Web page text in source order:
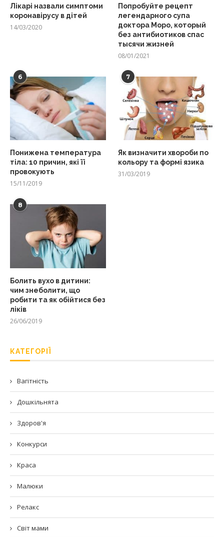
Лікарі назвали симптоми
коронавірусу в дітей
14/03/2020
Попробуйте рецепт
легендарного супа
доктора Моро, который
без антибиотиков спас
тысячи жизней
08/01/2021
6
Понижена температура
тіла: 10 причин, які її
провокують
15/11/2019
7
Як визначити хвороби по
кольору та формі язика
31/03/2019
8
Болить вухо в дитини:
чим знеболити, що
робити та як обійтися без
ліків
26/06/2019
КАТЕГОРІЇ
Вагітність
Дошкільнята
Здоров'я
Конкурси
Краса
Малюки
Релакс
Світ мами